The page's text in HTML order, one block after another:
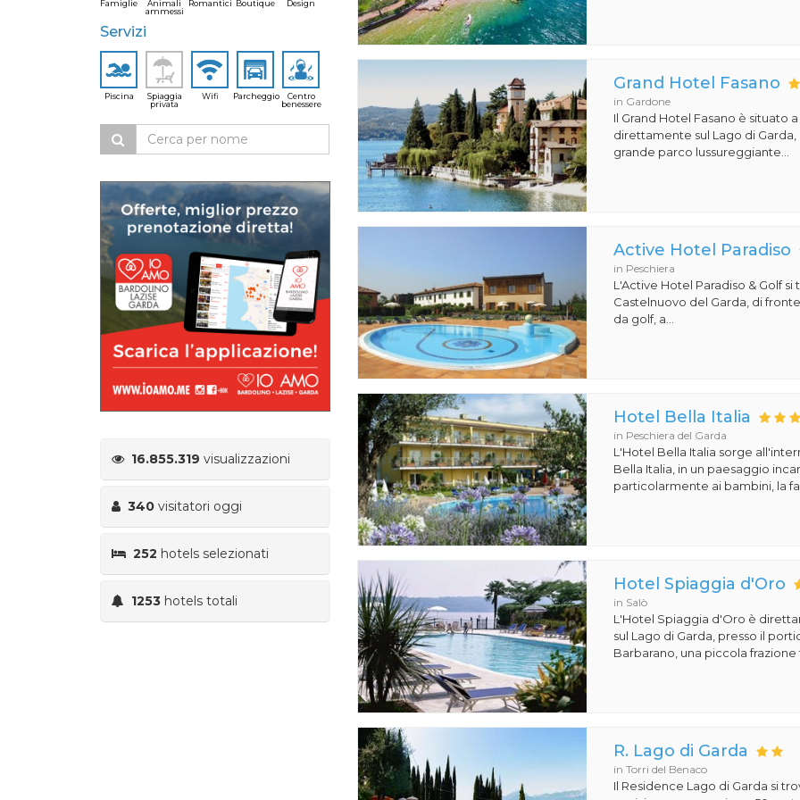
Famiglie
Animali
ammessi
Romantici Boutique Design
Servizi
Piscina
Spiaggia
privata
Wifi Parcheggio
Centro
benessere
16.855.319 visualizzazioni
340 visitatori oggi
252 hotels selezionati
1253 hotels totali
Grand Hotel Fasano
in Gardone
Il Grand Hotel Fasano è situato
direttamente sul Lago di Garda,
grande parco lussureggiante...
Active Hotel Paradiso
in Peschiera
L'Active Hotel Paradiso & Golf si
Castelnuovo del Garda, di
da golf, a...
Hotel Bella Italia
in Peschiera del Garda
L'Hotel Bella Italia sorge
Bella Italia, in un paesaggio
particolarmente ai bambini, la
Hotel Spiaggia d'Oro
in Salò
L'Hotel Spiaggia d'Oro è
sul Lago di Garda, presso il
Barbarano, una piccola frazione
R. Lago di Garda
in Torri del Benaco
Il Residence Lago di Garda si